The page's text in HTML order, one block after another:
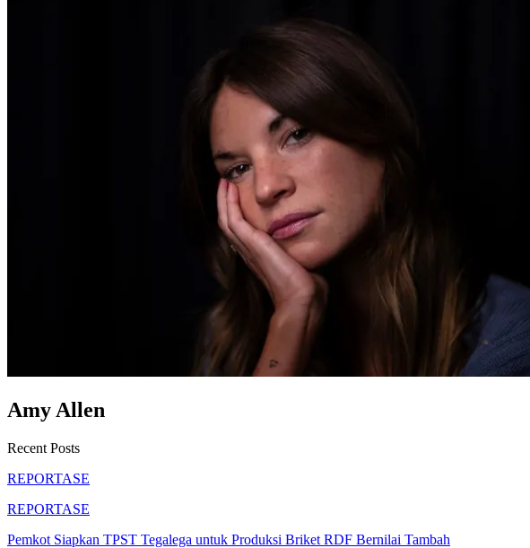
Amy Allen
Recent Posts
REPORTASE
REPORTASE
Pemkot Siapkan TPST Tegalega untuk Produksi Briket RDF Bernilai Tambah